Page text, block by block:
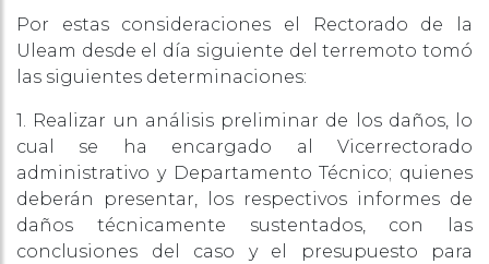
Por estas consideraciones el Rectorado de la
Uleam desde el día siguiente del terremoto tomó
las siguientes determinaciones:
1. Realizar un análisis preliminar de los daños, lo
cual se ha encargado al Vicerrectorado
administrativo y Departamento Técnico; quienes
deberán presentar, los respectivos informes de
daños técnicamente sustentados, con las
conclusiones del caso y el presupuesto para